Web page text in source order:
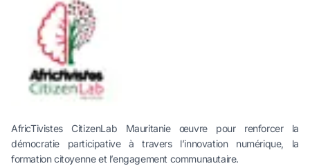
AfricTivistes CitizenLab Mauritanie œuvre pour renforcer la
démocratie participative à travers l’innovation numérique, la
formation citoyenne et l’engagement communautaire.